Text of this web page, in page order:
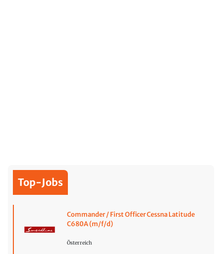
Top-Jobs
Commander / First Officer Cessna Latitude
C680A (m/f/d)
Österreich